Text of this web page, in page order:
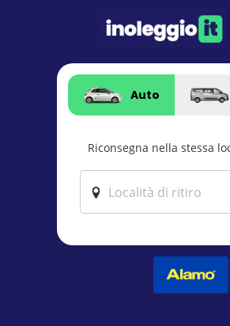
Auto
Riconsegna nella stessa